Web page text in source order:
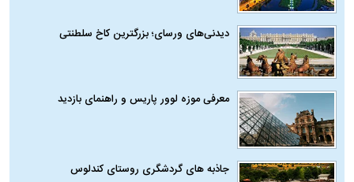
دیدنی‌های ورسای؛ بزرگترین کاخ سلطنتی
معرفی موزه لوور پاریس و راهنمای بازدید
جاذبه های گردشگری روستای کندلوس